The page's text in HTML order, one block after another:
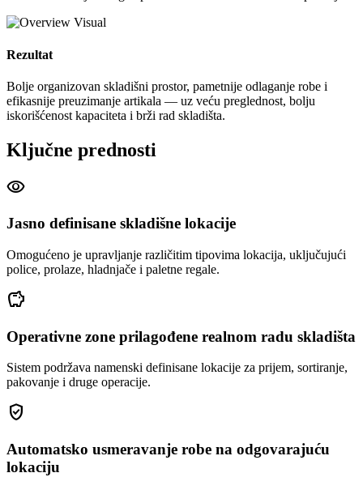
Rezultat
Bolje organizovan skladišni prostor, pametnije odlaganje robe i
efikasnije preuzimanje artikala — uz veću preglednost, bolju
iskorišćenost kapaciteta i brži rad skladišta.
Ključne prednosti
visibility
Jasno definisane skladišne lokacije
Omogućeno je upravljanje različitim tipovima lokacija, uključujući
police, prolaze, hladnjače i paletne regale.
savings
Operativne zone prilagođene realnom radu skladišta
Sistem podržava namenski definisane lokacije za prijem, sortiranje,
pakovanje i druge operacije.
gpp_good
Automatsko usmeravanje robe na odgovarajuću
lokaciju